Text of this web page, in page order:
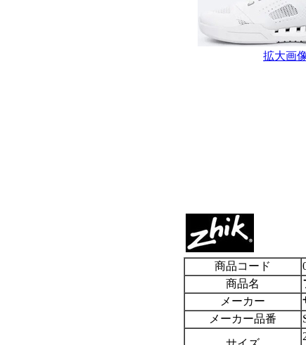
拡大画
商品コード
商品名
メーカー
メーカー品番